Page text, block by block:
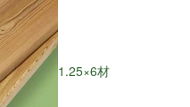
1.25×6材